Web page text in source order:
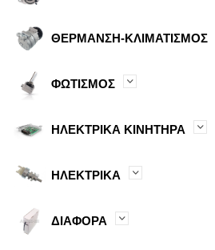
ΘΕΡΜΑΝΣΗ-ΚΛΙΜΑΤΙΣΜΟΣ
ΦΩΤΙΣΜΟΣ
ΗΛΕΚΤΡΙΚΑ ΚΙΝΗΤΗΡΑ
ΗΛΕΚΤΡΙΚΑ
ΔΙΑΦΟΡΑ